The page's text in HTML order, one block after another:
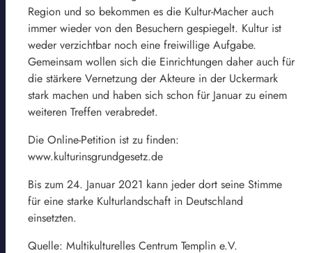
Region und so bekommen es die Kultur-Macher auch
immer wieder von den Besuchern gespiegelt. Kultur ist
weder verzichtbar noch eine freiwillige Aufgabe.
Gemeinsam wollen sich die Einrichtungen daher auch für
die stärkere Vernetzung der Akteure in der Uckermark
stark machen und haben sich schon für Januar zu einem
weiteren Treffen verabredet.
Die Online-Petition ist zu finden:
www.kulturinsgrundgesetz.de
Bis zum 24. Januar 2021 kann jeder dort seine Stimme
für eine starke Kulturlandschaft in Deutschland
einsetzten.
Quelle: Multikulturelles Centrum Templin e.V.